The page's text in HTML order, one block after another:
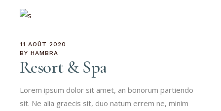
11 AOÛT 2020
BY HAMBRA
Resort & Spa
Lorem ipsum dolor sit amet, an bonorum partiendo
sit. Ne alia graecis sit, duo natum errem ne, minim